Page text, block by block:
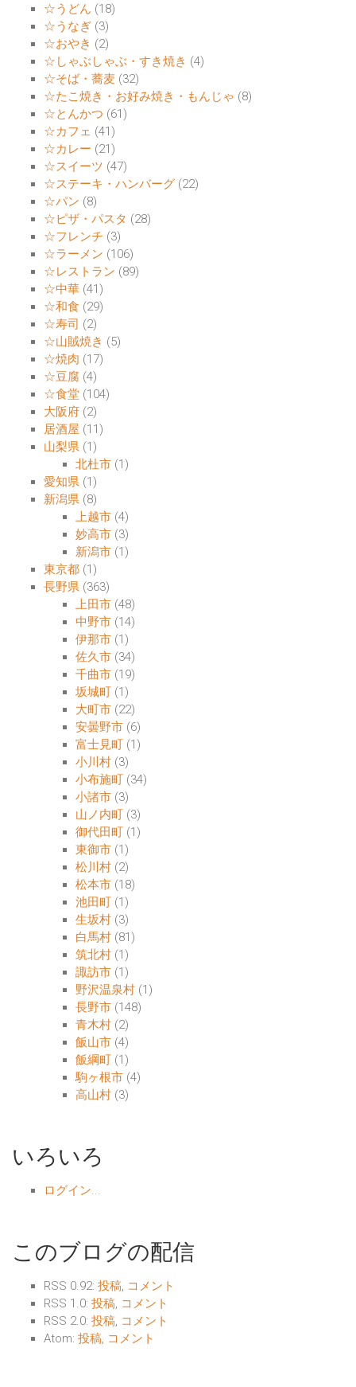
☆うどん (18)
☆うなぎ (3)
☆おやき (2)
☆しゃぶしゃぶ・すき焼き (4)
☆そば・蕎麦 (32)
☆たこ焼き・お好み焼き・もんじゃ (8)
☆とんかつ (61)
☆カフェ (41)
☆カレー (21)
☆スイーツ (47)
☆ステーキ・ハンバーグ (22)
☆パン (8)
☆ピザ・パスタ (28)
☆フレンチ (3)
☆ラーメン (106)
☆レストラン (89)
☆中華 (41)
☆和食 (29)
☆寿司 (2)
☆山賊焼き (5)
☆焼肉 (17)
☆豆腐 (4)
☆食堂 (104)
大阪府 (2)
居酒屋 (11)
山梨県 (1)
北杜市 (1)
愛知県 (1)
新潟県 (8)
上越市 (4)
妙高市 (3)
新潟市 (1)
東京都 (1)
長野県 (363)
上田市 (48)
中野市 (14)
伊那市 (1)
佐久市 (34)
千曲市 (19)
坂城町 (1)
大町市 (22)
安曇野市 (6)
富士見町 (1)
小川村 (3)
小布施町 (34)
小諸市 (3)
山ノ内町 (3)
御代田町 (1)
東御市 (1)
松川村 (2)
松本市 (18)
池田町 (1)
生坂村 (3)
白馬村 (81)
筑北村 (1)
諏訪市 (1)
野沢温泉村 (1)
長野市 (148)
青木村 (2)
飯山市 (4)
飯綱町 (1)
駒ヶ根市 (4)
高山村 (3)
いろいろ
ログイン...
このブログの配信
RSS 0.92: 投稿 コメント
RSS 1.0: 投稿 コメント
RSS 2.0: 投稿 コメント
Atom: 投稿 コメント